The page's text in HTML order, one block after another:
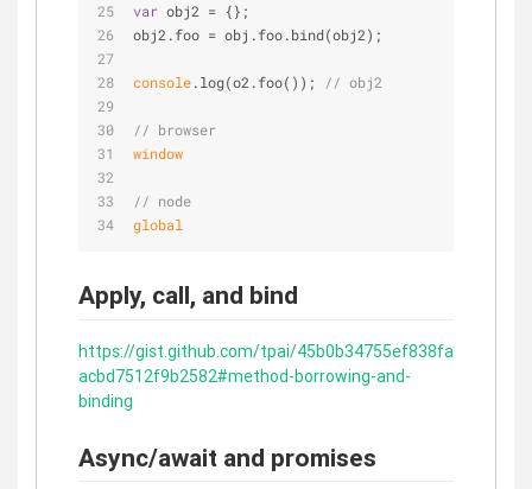
var obj2 = {};
obj2.foo = obj.foo.bind(obj2);
console.log(o2.foo()); // obj2
// browser
window
// node
global
Apply, call, and bind
https://gist.github.com/tpai/45b0b34755ef838fa
acbd7512f9b2582#method-borrowing-and-
binding
Async/await and promises